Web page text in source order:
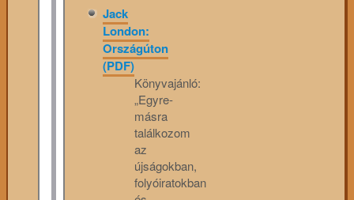
Jack
London:
Országúton
(PDF)
Könyvajánló:
„Egyre-
másra
találkozom
az
újságokban,
folyóiratokban